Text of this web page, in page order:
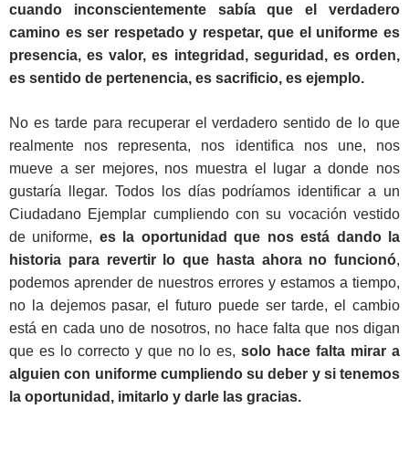
cuando inconscientemente sabía que el verdadero
camino es ser respetado y respetar, que el uniforme es
presencia, es valor, es integridad, seguridad, es orden,
es sentido de pertenencia, es sacrificio, es ejemplo.
No es tarde para recuperar el verdadero sentido de lo que
realmente nos representa, nos identifica nos une, nos
mueve a ser mejores, nos muestra el lugar a donde nos
gustaría llegar. Todos los días podríamos identificar a un
Ciudadano Ejemplar cumpliendo con su vocación vestido
de uniforme, es la oportunidad que nos está dando la
historia para revertir lo que hasta ahora no funcionó,
podemos aprender de nuestros errores y estamos a tiempo,
no la dejemos pasar, el futuro puede ser tarde, el cambio
está en cada uno de nosotros, no hace falta que nos digan
que es lo correcto y que no lo es,solo hace falta mirar a
alguien con uniforme cumpliendo su deber y si tenemos
la oportunidad, imitarlo y darle las gracias.